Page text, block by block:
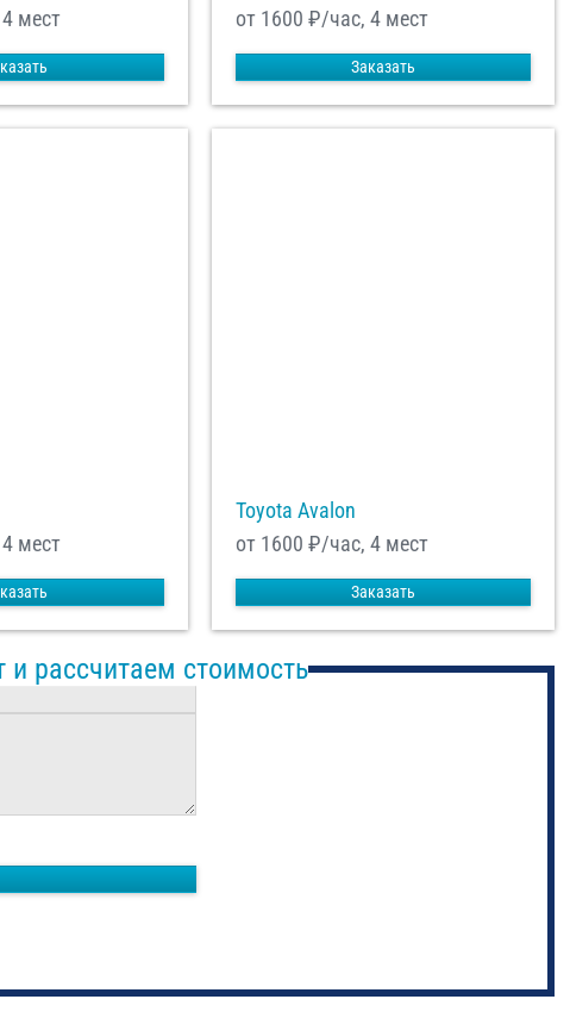
мест
от 1600 ₽/час, 4 мест
Заказать
мест
Toyota Avalon
от 1600 ₽/час, 4 мест
Заказать
рассчитаем стоимость